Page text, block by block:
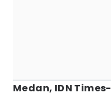
Medan, IDN Times-